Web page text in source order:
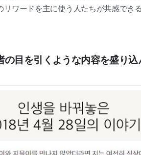
リワードを主に使う人たちが共感でき
目を引くような内容を盛り込